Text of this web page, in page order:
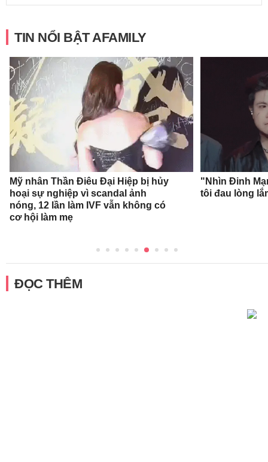
TIN NỔI BẬT AFAMILY
Mỹ nhân Thần Điêu Đại Hiệp bị hủy
hoại sự nghiệp vì scandal ảnh
nóng, 12 lần làm IVF vẫn không có
cơ hội làm mẹ
"Nhìn Đinh
tôi đau lòng
ĐỌC THÊM